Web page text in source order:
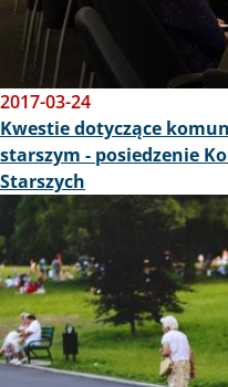
2017-03-24
Kwestie dotyczące
starszym - posiedzenie
Starszych
Obraz